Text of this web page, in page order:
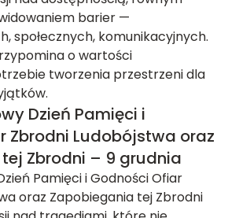
barier —
społecznych, komunikacyjnych.
o wartości
tworzenia przestrzeni dla
Dzień Pamięci i
Zbrodni Ludobójstwa oraz
Zbrodni – 9 grudnia
Pamięci i Godności Ofiar
oraz Zapobiegania tej Zbrodni